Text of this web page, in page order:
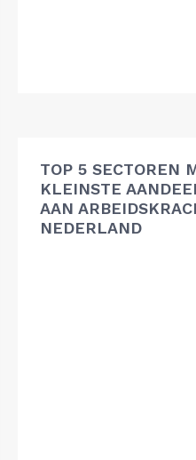
TOP 5 SECTOREN
KLEINSTE
AAN
NEDERLAND